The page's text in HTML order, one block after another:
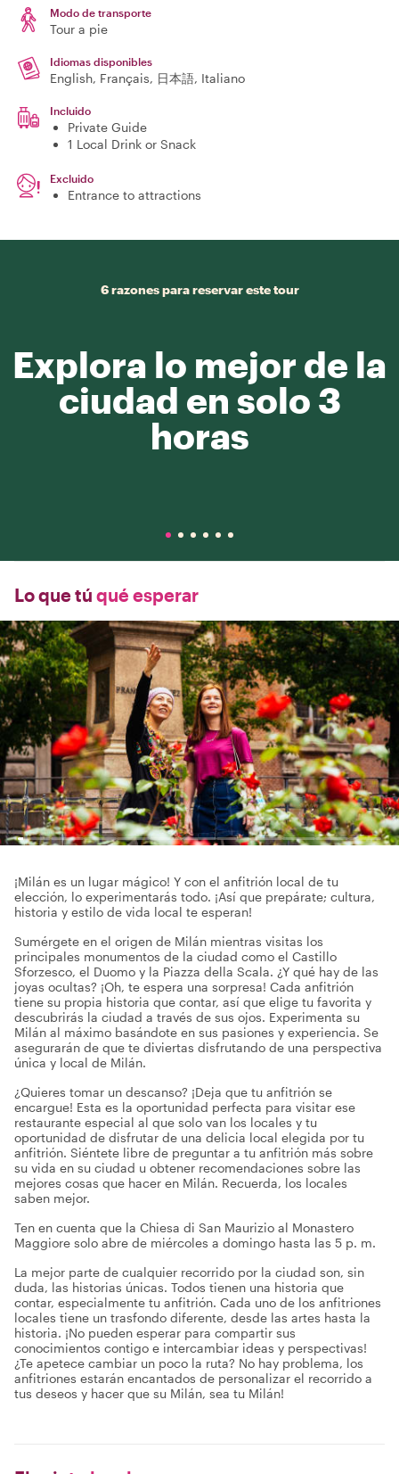
Modo de transporte
Tour a pie
Idiomas disponibles
English, Français, 日本語, Italiano
Incluido
Private Guide
1 Local Drink or Snack
Excluido
Entrance to attractions
6 razones para reservar este tour
Explora lo mejor de la
ciudad en solo 3
horas
Lo que tú qué esperar
¡Milán es un lugar mágico! Y con el anfitrión local de tu
elección, lo experimentarás todo. ¡Así que prepárate; cultura,
historia y estilo de vida local te esperan!
Sumérgete en el origen de Milán mientras visitas los
principales monumentos de la ciudad como el Castillo
Sforzesco, el Duomo y la Piazza della Scala. ¿Y qué hay de las
joyas ocultas? ¡Oh, te espera una sorpresa! Cada anfitrión
tiene su propia historia que contar, así que elige tu favorita y
descubrirás la ciudad a través de sus ojos. Experimenta su
Milán al máximo basándote en sus pasiones y experiencia. Se
asegurarán de que te diviertas disfrutando de una perspectiva
única y local de Milán.
¿Quieres tomar un descanso? ¡Deja que tu anfitrión se
encargue! Esta es la oportunidad perfecta para visitar ese
restaurante especial al que solo van los locales y tu
oportunidad de disfrutar de una delicia local elegida por tu
anfitrión. Siéntete libre de preguntar a tu anfitrión más sobre
su vida en su ciudad u obtener recomendaciones sobre las
mejores cosas que hacer en Milán. Recuerda, los locales
saben mejor.
Ten en cuenta que la Chiesa di San Maurizio al Monastero
Maggiore solo abre de miércoles a domingo hasta las 5 p. m.
La mejor parte de cualquier recorrido por la ciudad son, sin
duda, las historias únicas. Todos tienen una historia que
contar, especialmente tu anfitrión. Cada uno de los anfitriones
locales tiene un trasfondo diferente, desde las artes hasta la
historia. ¡No pueden esperar para compartir sus
conocimientos contigo e intercambiar ideas y perspectivas!
¿Te apetece cambiar un poco la ruta? No hay problema, los
anfitriones estarán encantados de personalizar el recorrido a
tus deseos y hacer que su Milán, sea tu Milán!